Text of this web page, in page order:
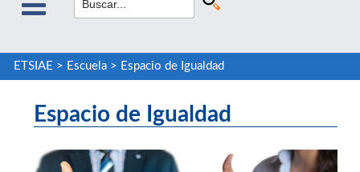
ETSIAE > Escuela> Espacio de Igualdad
Espacio de Igualdad